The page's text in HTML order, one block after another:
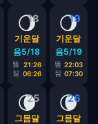
18
🌖
기운달
음5/18
뜸
21:26
짐 06:26
19
🌖
기운달
음5/19
뜸 22:03
짐 07:30
25
🌘
그믐달
26
🌘
그믐달